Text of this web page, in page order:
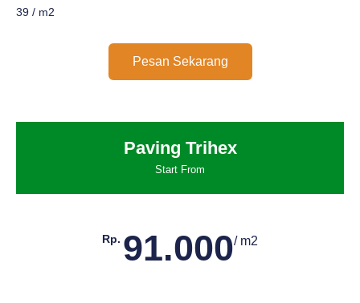
39 / m2
Pesan Sekarang
Paving Trihex
Start From
Rp. 91.000/ m2